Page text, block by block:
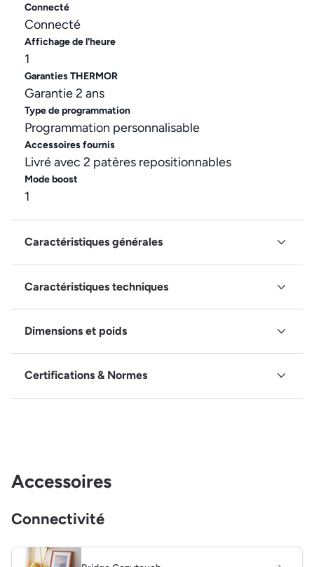
Connecté
Connecté
Affichage de l'heure
1
Garanties THERMOR
Garantie 2 ans
Type de programmation
Programmation personnalisable
Accessoires fournis
Livré avec 2 patères repositionnables
Mode boost
1
Caractéristiques générales
Caractéristiques techniques
Dimensions et poids
Certifications & Normes
Accessoires
Connectivité